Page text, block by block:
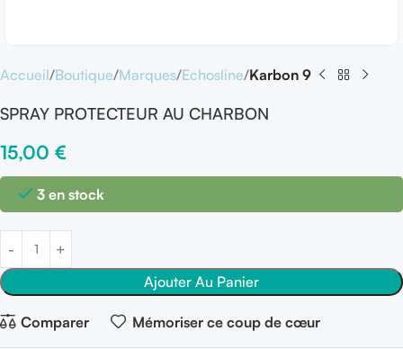
Accueil Boutique Marques Echosline Karbon 9
SPRAY PROTECTEUR AU CHARBON
15,00 €
3 en stock
Ajouter Au Panier
Comparer Mémoriser ce coup de cœur